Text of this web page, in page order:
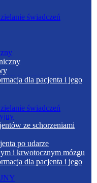
I ONKOLOGII
dla pacjenta i jego
ze schorzeniami
po udarze
i krwotocznym mózgu
dla pacjenta i jego
świadczeń
świadczeń